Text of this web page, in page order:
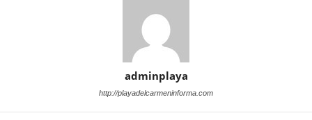
adminplaya
http://playadelcarmeninforma.com